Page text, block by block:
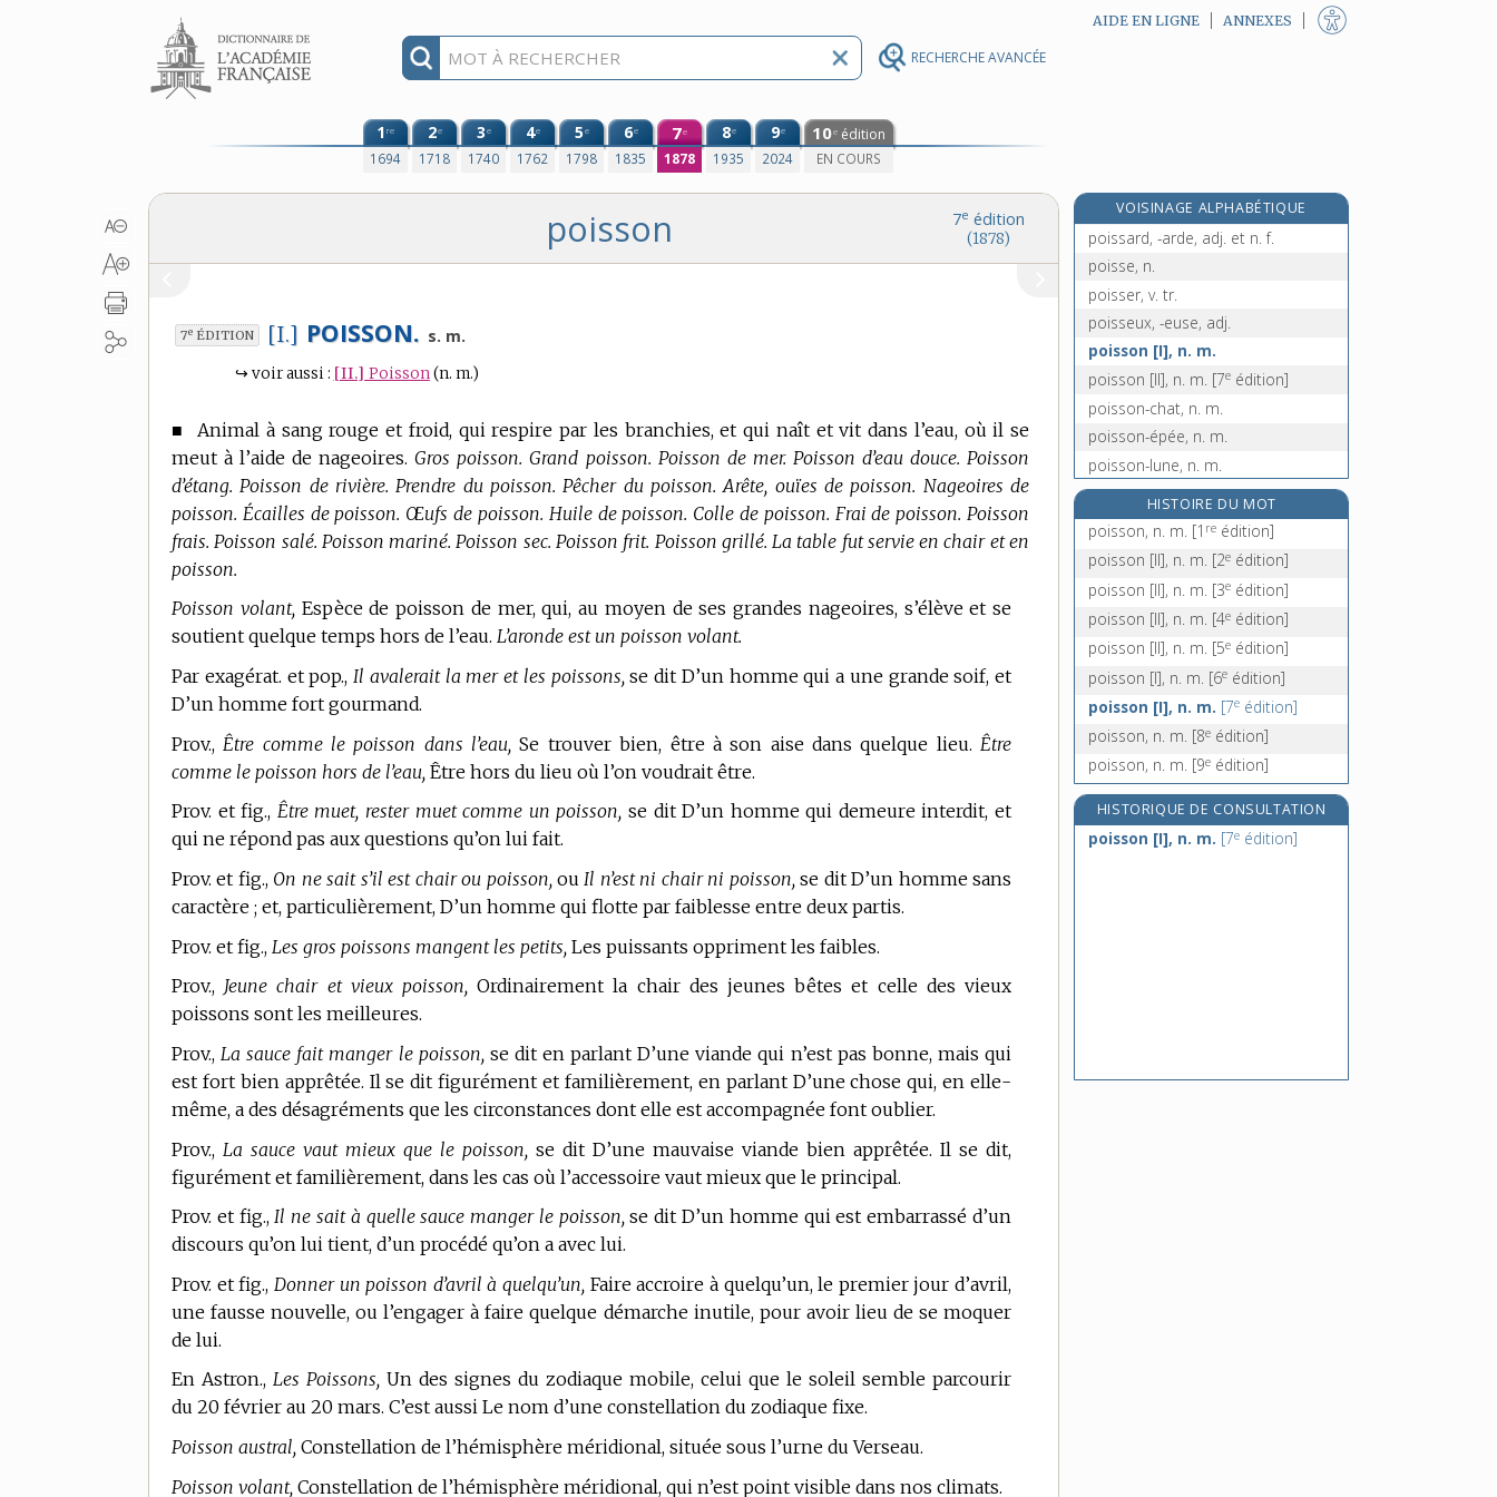
RECHERCHE AVANCÉE
Aller au contenu AIDE EN LIGNE ANNEXES
1re
1694
2e
1718
3e
1740
4e
1762
5e
1798
6e
1835
7e
1878
8e
1935
9e
2024
10e édition
EN COURS
7e édition
(1878)
poisson
7e ÉDITION [I.] POISSON. s. m.
↪ voir aussi : [II.] Poisson(n. m.)
■ Animal à sang rouge et froid, qui respire par les branchies, et qui naît et vit dans l’eau, où il se
meut à l’aide de nageoires. Gros poisson. Grand poisson. Poisson de mer. Poisson d’eau douce. Poisson
d’étang. Poisson de rivière. Prendre du poisson. Pêcher du poisson. Arête, ouïes de poisson. Nageoires de
poisson. Écailles de poisson. Œufs de poisson. Huile de poisson. Colle de poisson. Frai de poisson. Poisson
frais. Poisson salé. Poisson mariné. Poisson sec. Poisson frit. Poisson grillé. La table fut servie en chair et en
poisson.
Poisson volant,Espèce de poisson de mer, qui, au moyen de ses grandes nageoires, s’élève et se
soutient quelque temps hors de l’eau. L’aronde est un poisson volant.
Par exagérat. et pop., Il avalerait la mer et les poissons, se dit D’un homme qui a une grande soif, et
D’un homme fort gourmand.
Prov., Être comme le poisson dans l’eau, Se trouver bien, être à son aise dans quelque lieu. Être
comme le poisson hors de l’eau, Être hors du lieu où l’on voudrait être.
Prov. et fig., Être muet, rester muet comme un poisson, se dit D’un homme qui demeure interdit, et
qui ne répond pas aux questions qu’on lui fait.
Prov. et fig., On ne sait s’il est chair ou poisson, ou Il n’est ni chair ni poisson, se dit D’un homme sans
caractère ; et, particulièrement, D’un homme qui flotte par faiblesse entre deux partis.
Prov. et fig., Les gros poissons mangent les petits, Les puissants oppriment les faibles.
Prov., Jeune chair et vieux poisson, Ordinairement la chair des jeunes bêtes et celle des vieux
poissons sont les meilleures.
Prov., La sauce fait manger le poisson, se dit en parlant D’une viande qui n’est pas bonne, mais qui
est fort bien apprêtée. Il se dit figurément et familièrement, en parlant D’une chose qui, en elle-
même, a des désagréments que les circonstances dont elle est accompagnée font oublier.
Prov., La sauce vaut mieux que le poisson, se dit D’une mauvaise viande bien apprêtée. Il se dit,
figurément et familièrement, dans les cas où l’accessoire vaut mieux que le principal.
Prov. et fig.,Il ne sait à quelle sauce manger le poisson,se dit D’un homme qui est embarrassé d’un
discours qu’on lui tient, d’un procédé qu’on a avec lui.
Prov. et fig., Donner un poisson d’avril à quelqu’un, Faire accroire à quelqu’un, le premier jour d’avril,
une fausse nouvelle, ou l’engager à faire quelque démarche inutile, pour avoir lieu de se moquer
de lui.
En Astron., Les Poissons, Un des signes du zodiaque mobile, celui que le soleil semble parcourir
du 20 février au 20 mars. C’est aussi Le nom d’une constellation du zodiaque fixe.
Poisson austral, Constellation de l’hémisphère méridional, située sous l’urne du Verseau.
Poisson volant, Constellation de l’hémisphère méridional, qui n’est point visible dans nos climats.
VOISINAGE ALPHABÉTIQUE
poison, n. m.
poissard, -arde, adj. et n. f.
poisse, n.
poisser, v. tr.
poisseux, -euse, adj.
poisson [I], n. m.
poisson [II], n. m. [7e édition]
poisson-chat, n. m.
poisson-épée, n. m.
poisson-lune, n. m.
poissonnaille, n. f.
poissonnerie, n. f.
poissonneux, -euse, adj.
poisson-perroquet, n. m.
HISTOIRE DU MOT
poisson, n. m. [1 re édition]
poisson [II], n. m. [2e édition]
poisson [II], n. m. [3e édition]
poisson [II], n. m. [4e édition]
poisson [II], n. m. [5e édition]
poisson [I], n. m. [6e édition]
poisson [I], n. m. [7e édition]
poisson, n. m. [8e édition]
poisson, n. m. [9e édition]
HISTORIQUE DE CONSULTATION
poisson [I], n. m. [7e édition]